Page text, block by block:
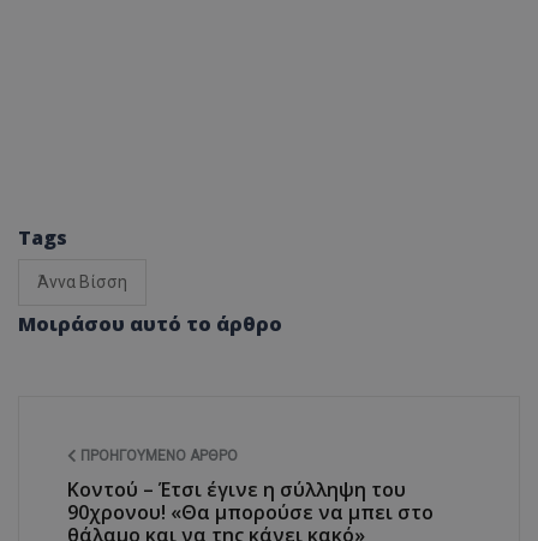
Tags
Άννα Βίσση
Μοιράσου αυτό το άρθρο
ΠΡΟΗΓΟΎΜΕΝΟ ΆΡΘΡΟ
Κοντού – Έτσι έγινε η σύλληψη του
90χρονου! «Θα μπορούσε να μπει στο
θάλαμο και να της κάνει κακό»